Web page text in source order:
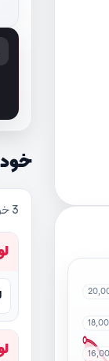
3 خودروی سازگار